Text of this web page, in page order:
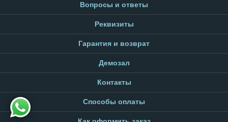
Вопросы и ответы
Реквизиты
Гарантия и возврат
Демозал
Контакты
Способы оплаты